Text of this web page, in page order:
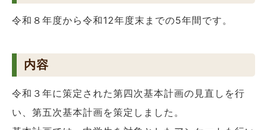
令和８年度から令和12年度末までの5年間です。
内容
令和３年に策定された第四次基本計画の見直しを行
い、第五次基本計画を策定しました。